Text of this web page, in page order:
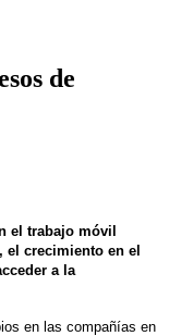
de
el trabajo móvil
crecimiento en el
a la
en las compañías en